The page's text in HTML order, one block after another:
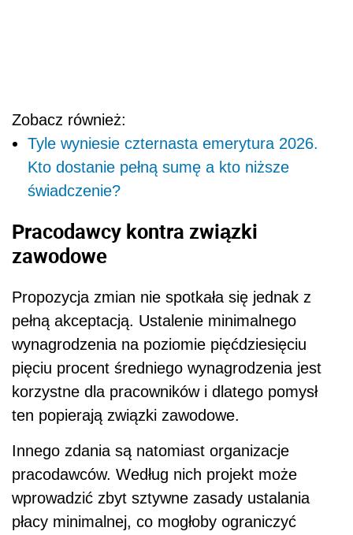
Zobacz również:
Tyle wyniesie czternasta emerytura 2026.
Kto dostanie pełną sumę a kto niższe
świadczenie?
Pracodawcy kontra związki
zawodowe
Propozycja zmian nie spotkała się jednak z
pełną akceptacją. Ustalenie minimalnego
wynagrodzenia na poziomie pięćdziesięciu
pięciu procent średniego wynagrodzenia jest
korzystne dla pracowników i dlatego pomysł
ten popierają związki zawodowe.
Innego zdania są natomiast organizacje
pracodawców. Według nich projekt może
wprowadzić zbyt sztywne zasady ustalania
płacy minimalnej, co mogłoby ograniczyć